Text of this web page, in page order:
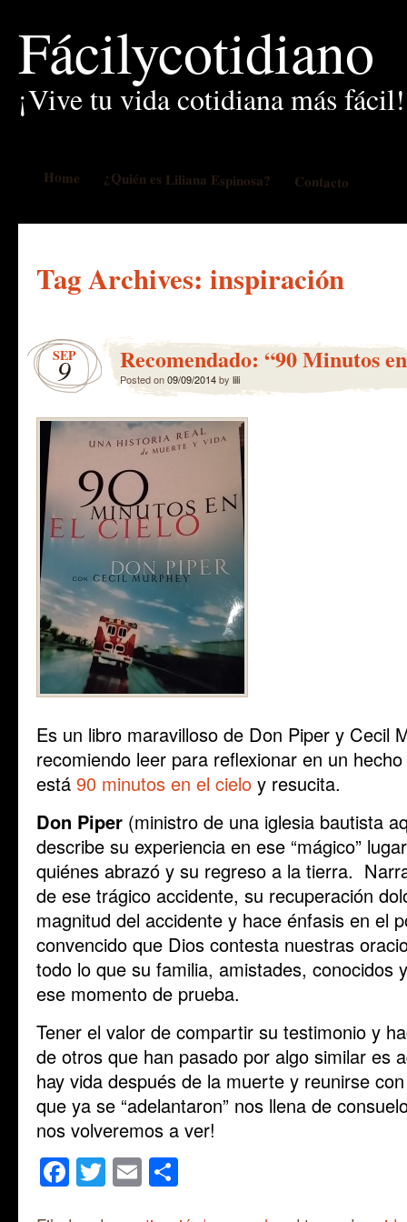
Fácilycotidiano
¡Vive tu vida cotidiana más fácil!
Home ¿Quién es Liliana Espinosa? Contacto
Tag Archives: inspiración
SEP
9 Recomendado: “90 Minutos
Posted on09/09/2014by lili
Es un libro maravilloso de Don Piper y Cecil
recomiendo leer para reflexionar en un
está 90 minutos en el cielo y resucita.
Don Piper (ministro de una iglesia bautista
describe su experiencia en ese “mágico”
quiénes abrazó y su regreso a la tierra.
de ese trágico accidente, su recuperación
magnitud del accidente y hace énfasis en el
convencido que Dios contesta nuestras
todo lo que su familia, amistades, conocidos
ese momento de prueba.
Tener el valor de compartir su testimonio y
de otros que han pasado por algo similar es
hay vida después de la muerte y reunirse
que ya se “adelantaron” nos llena de
nos volveremos a ver!
Facebook
Twitter
Email